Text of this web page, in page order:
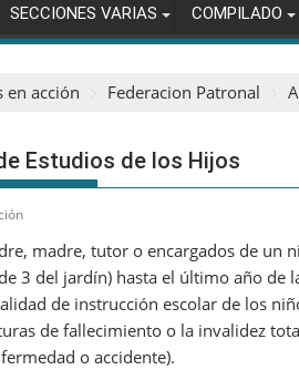
SECCIONES VARIAS COMPILADO
en acción Federacion Patronal
Estudios de los Hijos
madre, tutor o encargados de un
3 del jardín) hasta el último año de
de instrucción escolar de los
de fallecimiento o la invalidez
o accidente).